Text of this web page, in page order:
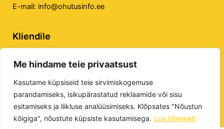
Me hindame teie privaatsust
Kasutame küpsiseid teie sirvimiskogemuse
parandamiseks, isikupärastatud reklaamide või sisu
esitamiseks ja liikluse analüüsimiseks. Klõpsates "Nõustun
kõigiga", nõustute küpsiste kasutamisega. Loe lähemalt
E-mail: info@ohutusinfo.ee
Kliendile
Veebilehe kasutustingimused
E-poe kasutustingimused